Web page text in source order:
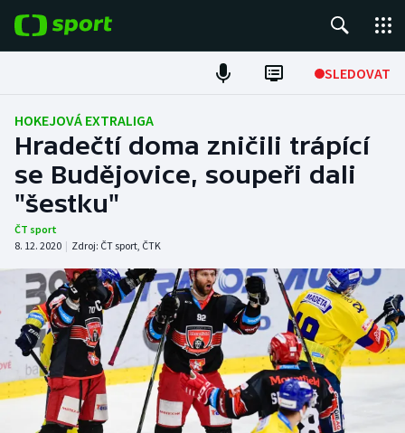
SLEDOVAT
Fotbal
Hokej
Tenis
Atletika
Cyklistika
DALŠÍ SPORTY
Americký fotbal
Baseball a softbal
NEPŘEHLÉDNĚTE
Soutěže
HOKEJOVÁ EXTRALIGA
Hradečtí doma zničili trápící
se Budějovice, soupeři dali
"šestku"
ČT sport
8. 12. 2020 | Zdroj: ČT sport, ČTK